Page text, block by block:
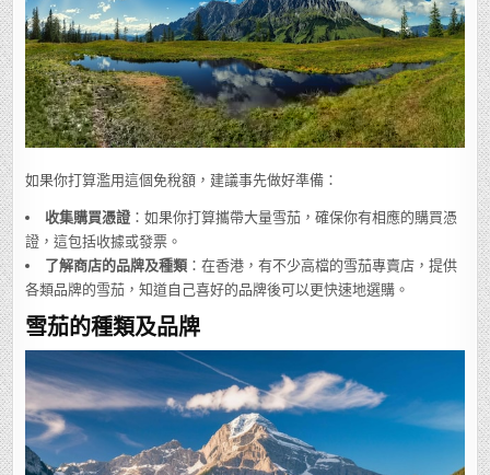
如果你打算濫用這個免稅額，建議事先做好準備：
收集購買憑證 ：如果你打算攜帶大量雪茄，確保你有相應的購買憑
證，這包括收據或發票。
了解商店的品牌及種類 ：在香港，有不少高檔的雪茄專賣店，提供
各類品牌的雪茄，知道自己喜好的品牌後可以更快速地選購。
雪茄的種類及品牌